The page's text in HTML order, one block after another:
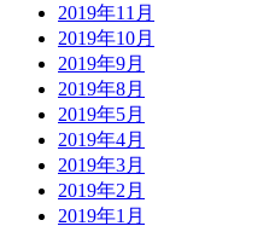
2019年11月
2019年10月
2019年9月
2019年8月
2019年5月
2019年4月
2019年3月
2019年2月
2019年1月